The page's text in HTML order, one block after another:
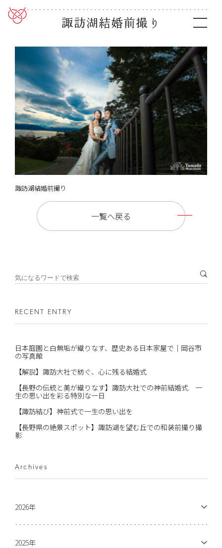
諏訪湖結婚前撮り
諏訪湖結婚前撮り
一覧へ戻る
RECENT ENTRY
日本庭園と白無垢が織りなす、歴史ある日本家屋で｜岡谷市
の写真館
【解説】諏訪大社で紡ぐ、心に残る結婚式
【長野の伝統と美が織りなす】諏訪大社での神前結婚式 一
生の思い出を彩る特別な一日
【諏訪結び】神前式で一生の思い出を
【長野県の絶景スポット】諏訪湖を望む丘での和装前撮り撮
影
Archives
2026年
2025年